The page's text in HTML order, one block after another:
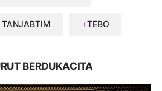
TANJABTIM TEBO
BERDUKACITA